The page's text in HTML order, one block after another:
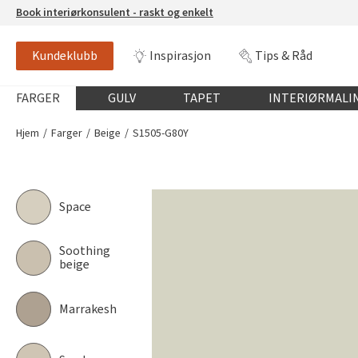
Book interiørkonsulent - raskt og enkelt
Kundeklubb Inspirasjon Tips & Råd
Globalnavigasjon mobil
FARGER GULV TAPET
S1505-G80Y
Hjem Farger Beige S1505-G80Y
Space
Soothing
beige
Marrakesh